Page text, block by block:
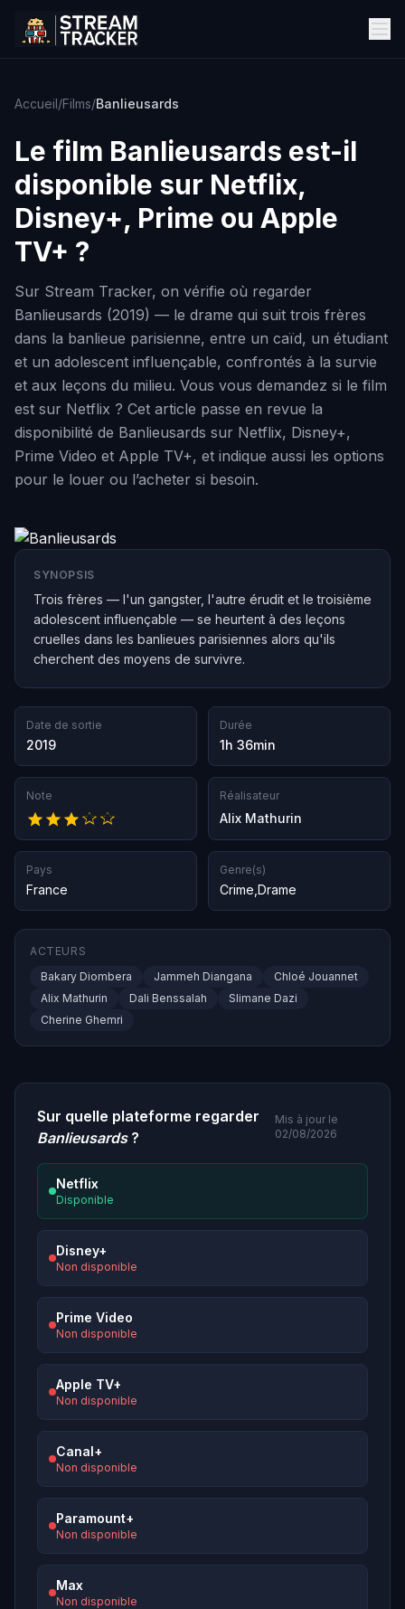
Accueil/Films/Banlieusards
Le film Banlieusards est-il
disponible sur Netflix,
Disney+, Prime ou Apple
TV+ ?
Sur Stream Tracker, on vérifie où regarder
Banlieusards (2019) — le drame qui suit trois frères
dans la banlieue parisienne, entre un caïd, un étudiant
et un adolescent influençable, confrontés à la survie
et aux leçons du milieu. Vous vous demandez si le film
est sur Netflix ? Cet article passe en revue la
disponibilité de Banlieusards sur Netflix, Disney+,
Prime Video et Apple TV+, et indique aussi les options
pour le louer ou l’acheter si besoin.
SYNOPSIS
Trois frères — l'un gangster, l'autre érudit et le troisième
adolescent influençable — se heurtent à des leçons
cruelles dans les banlieues parisiennes alors qu'ils
cherchent des moyens de survivre.
Date de sortie
2019
Durée
1h 36min
Note Réalisateur
Alix Mathurin
Pays
France
Genre(s)
Crime Drame
ACTEURS
Bakary Diombera
Jammeh Diangana
Chloé Jouannet
Alix Mathurin
Dali Benssalah
Slimane Dazi
Cherine Ghemri
Sur quelle plateforme regarder
Banlieusards?
Mis à jour le
02/08/2026
Netflix
Disponible
Disney+
Non disponible
Prime Video
Non disponible
Apple TV+
Non disponible
Canal+
Non disponible
Paramount+
Non disponible
Max
Non disponible